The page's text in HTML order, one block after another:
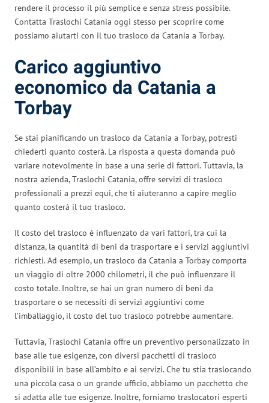
rendere il processo il più semplice e senza stress possibile.
Contatta Traslochi Catania oggi stesso per scoprire come
possiamo aiutarti con il tuo trasloco da Catania a Torbay.
Carico aggiuntivo
economico da Catania a
Torbay
Se stai pianificando un trasloco da Catania a Torbay, potresti
chiederti quanto costerà. La risposta a questa domanda può
variare notevolmente in base a una serie di fattori. Tuttavia, la
nostra azienda, Traslochi Catania, offre servizi di trasloco
professionali a prezzi equi, che ti aiuteranno a capire meglio
quanto costerà il tuo trasloco.
Il costo del trasloco è influenzato da vari fattori, tra cui la
distanza, la quantità di beni da trasportare e i servizi aggiuntivi
richiesti. Ad esempio, un trasloco da Catania a Torbay comporta
un viaggio di oltre 2000 chilometri, il che può influenzare il
costo totale. Inoltre, se hai un gran numero di beni da
trasportare o se necessiti di servizi aggiuntivi come
l’imballaggio, il costo del tuo trasloco potrebbe aumentare.
Tuttavia, Traslochi Catania offre un preventivo personalizzato in
base alle tue esigenze, con diversi pacchetti di trasloco
disponibili in base all’ambito e ai servizi. Che tu stia traslocando
una piccola casa o un grande ufficio, abbiamo un pacchetto che
si adatta alle tue esigenze. Inoltre, forniamo traslocatori esperti